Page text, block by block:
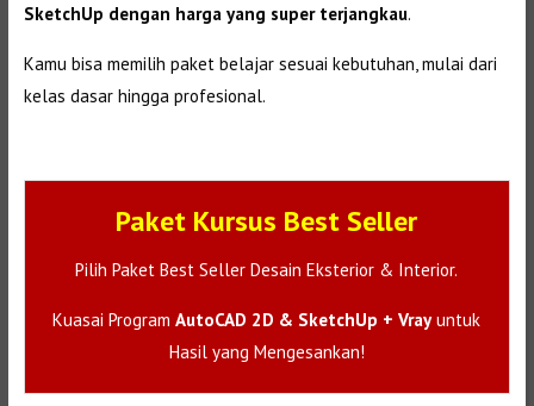
SketchUp dengan harga yang super terjangkau.
Kamu bisa memilih paket belajar sesuai kebutuhan, mulai dari
kelas dasar hingga profesional.
Paket Kursus Best Seller
Pilih Paket Best Seller Desain Eksterior & Interior.
Kuasai ProgramAutoCAD 2D & SketchUp + Vrayuntuk
Hasil yang Mengesankan!